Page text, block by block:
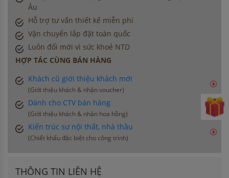
Âu
Hỗ trợ tư vấn thiết kế miễn phí
Vận chuyển lắp đặt toàn quốc
Luôn đổi mới vì sức khoẻ NTD
HỢP TÁC CÙNG BÁN HÀNG
Khách cũ giới thiệu khách mới
(Giới thiệu khách & nhận voucher)
Dành cho CTV bán hàng
(Giới thiệu khách & nhận hoa hồng)
Kiến trúc sư nội thất, nhà thầu
(Chiết khấu đặc biệt cho công trình)
THÔNG TIN LIÊN HỆ